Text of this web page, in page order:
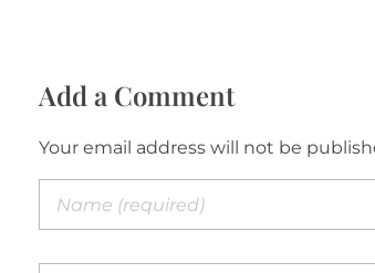
Add a Comment
Your email address will not be